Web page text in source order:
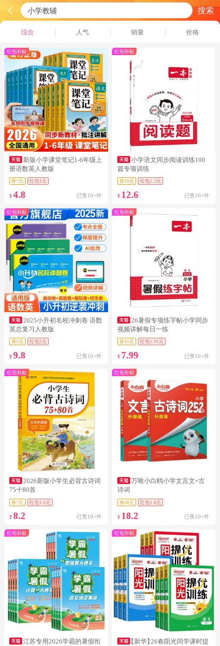
搜索
综合 人气 销量 价格
红包补贴
新版小学课堂笔记1-6年级上
册语数英人教版
券7元 红包1元
¥ 4.8 已售10+件
红包补贴
小学语文同步阅读训练100
篇专项训练
券10元 红包1.2元
¥ 12.6 已售10+件
红包补贴
2025小升初名校冲刺卷 语数
英总复习人教版
券5元 红包2元
¥ 9.8 已售10+件
红包补贴
26暑假专项练字帖小学同步
视频讲解每日一练
券10元 红包1.01元
¥ 7.99 已售10+件
红包补贴
2026新版小学生必背古诗词
75十80首
券7元 红包1.6元
¥ 8.2 已售10+件
红包补贴
万唯小白鸥小学文言文+古
诗词
券28元 红包1.6元
¥ 18.2 已售10+件
红包补贴
江苏专用2026学霸的暑假衔
红包补贴
【新华】26春阳光同学课时提